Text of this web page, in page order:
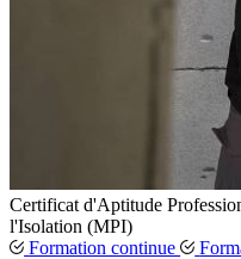
Certificat d'Aptitude
l'Isolation (MPI)
Formation continue